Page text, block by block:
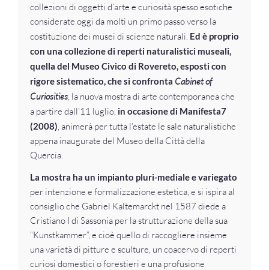
collezioni di oggetti d’arte e curiosità spesso esotiche
considerate oggi da molti un primo passo verso la
costituzione dei musei di scienze naturali. Ed è proprio
con una collezione di reperti naturalistici museali,
quella del Museo Civico di Rovereto, esposti con
rigore sistematico, che si confronta Cabinet of
Curiosities, la nuova mostra di arte contemporanea che
a partire dall’11 luglio, in occasione di Manifesta7
(2008), animerà per tutta l’estate le sale naturalistiche
appena inaugurate del Museo della Città della
Quercia.
La mostra ha un impianto pluri-mediale e variegato
per intenzione e formalizzazione estetica, e si ispira al
consiglio che Gabriel Kaltemarckt nel 1587 diede a
Cristiano I di Sassonia per la strutturazione della sua
“Kunstkammer”, e cioè quello di raccogliere insieme
una varietà di pitture e sculture, un coacervo di reperti
curiosi domestici o forestieri e una profusione